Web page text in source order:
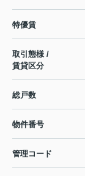
特優賃
取引態様 /
賃貸区分
総戸数
物件番号
管理コード